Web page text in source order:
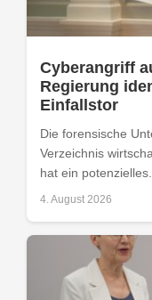
Cyberangriff
Regierung
Einfallstor
Die forensische
Verzeichnis
hat ein potenzielles...
4. August 2026